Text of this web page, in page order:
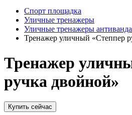
Спорт площадка
Уличные тренажеры
Уличные тренажеры
Тренажер уличный «Степпер
Тренажер
ручка двойной»
Купить сейчас